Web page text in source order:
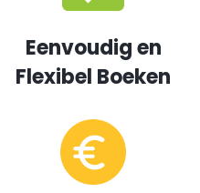
Eenvoudig en
Flexibel Boeken